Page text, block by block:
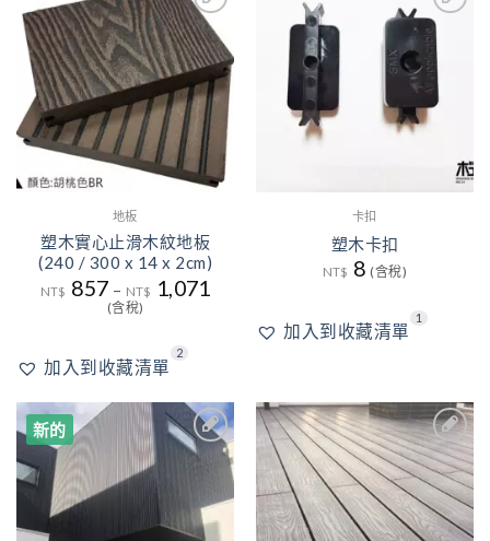
加入
到收
藏清
單
2
地板
塑木實心止滑木紋地板
(240 / 300 x 14 x 2cm)
NT$ 857 – NT$ 1,071
(含稅)
加入到收藏清單
2
加入
1
卡扣
塑木卡扣
NT$ 8 (含稅)
加入到收藏清單
1
新的
加入
到收
加入
到收
藏清
單